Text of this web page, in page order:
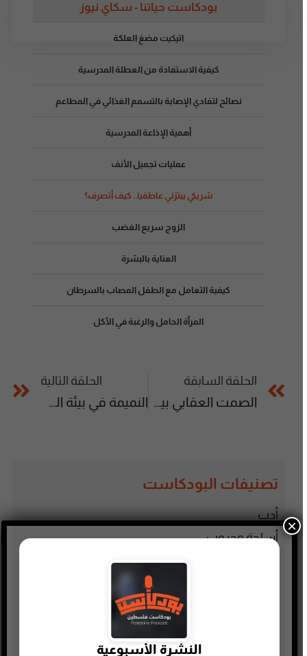
بودكاست حياتنا - سكاي نيوز
اتيكيت مضغ العلكة
كيفية الاستفادة من العطلة المدرسية
نصائح لتفادي الإصابة بالتسمم الغذائي في المطاعم
أهمية الإذاعة المدرسية
عمليات تجميل الأنف
شريكي يبتزني عاطفيا.. كيف أتصرف؟
الزوج سريع الغضب
العناية بالبشرة
كيفية التعامل مع الطفل المصاب بالسرطان
المرأة الحامل والرغبة في الأكل
الحلقة السابقة
الصمت العقابي بين الأزواج
الحلقة التالية
النميمة في بيئة العمل
تصنيفات البودكاست
أدب
أسلحة وحروب
التجارة الإلكترونيةالنشرة الأسبوعية
×